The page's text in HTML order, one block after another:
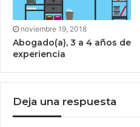
noviembre 19, 2018
Abogado(a), 3 a 4 años de
experiencia
Deja una respuesta